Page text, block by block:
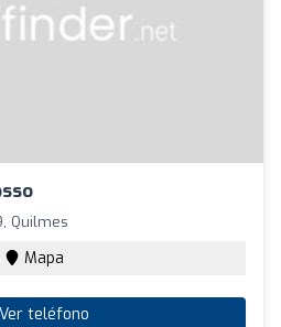
Quilmes
Mapa
Ver teléfono